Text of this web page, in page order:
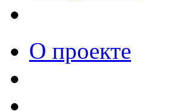
О проекте